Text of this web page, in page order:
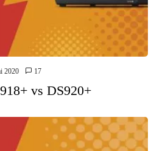
2020 17
vs DS920+